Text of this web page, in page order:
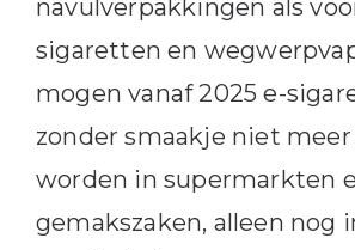
navulverpakkingen als
sigaretten en
mogen vanaf 2025 e-
zonder smaakje niet
worden in supermarkten
gemakszaken, alleen nog